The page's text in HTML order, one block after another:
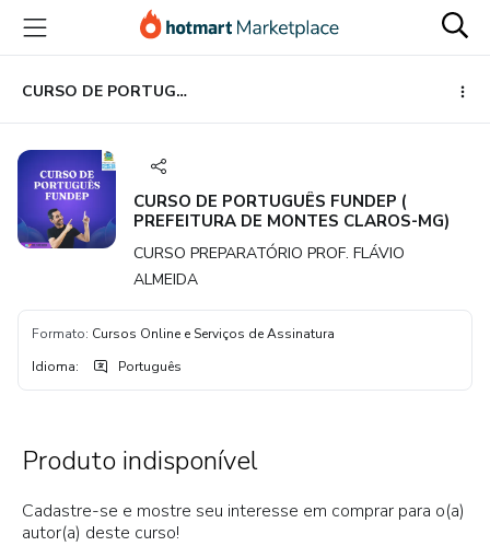
para
conteúdo
principal
para
pagamento
para
rodapé
CURSO DE PORTUGUÊS FUNDEP ( PREFEITURA DE MONTES CLAROS-MG)
CURSO DE PORTUGUÊS FUNDEP (
PREFEITURA DE MONTES CLAROS-MG)
CURSO PREPARATÓRIO PROF. FLÁVIO
ALMEIDA
Formato: Cursos Online e Serviços de Assinatura
Idioma: Português
Produto indisponível
Cadastre-se e mostre seu interesse em comprar para o(a)
autor(a) deste curso!